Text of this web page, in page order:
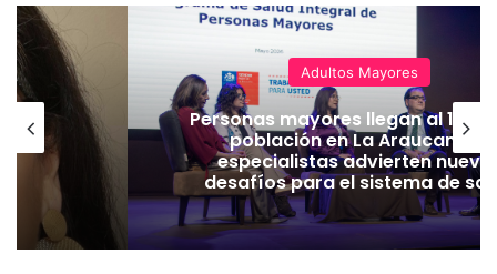
Adultos Mayores
Personas mayores llegan al 14%
población en La Araucanía y
especialistas advierten
desafíos para el sistema de